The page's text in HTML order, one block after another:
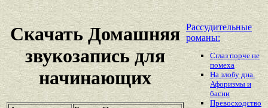
Скачать Домашняя
звукозапись для
начинающих
Рассудительные
романы:
Сглаз порче не
помеха
На злобу дна.
Афоризмы и
басни
Превосходство